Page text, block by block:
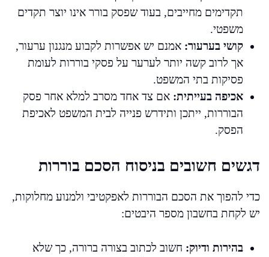
תקדימים מחייבים, בעוד שפסק בורר אינו יוצר תקדים
משפטי.
קושי בערעור: אמנם יש אפשרות לקבוע מנגנון ערעור,
אך לרוב קשה יותר לערער על פסקי בוררות לעומת
פסיקות בתי המשפט.
אכיפה בעייתית: אם צד אחד מסרב למלא אחר פסק
הבוררות, ייתכן ותידרש פנייה לבית המשפט לאכיפת
הפסק.
דגשים חשובים בניסוח הסכם בוררות
כדי להפוך את הסכם הבוררות לאפקטיבי ולמנוע מחלוקות,
יש לקחת בחשבון מספר היבטים:
בהירות ודיוק: חשוב לכתוב בצורה ברורה, כך שלא